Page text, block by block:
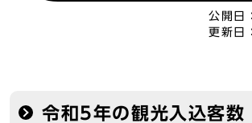
公開日
更新日
令和5年の観光入込客数